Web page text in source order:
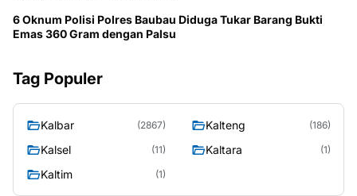
6 Oknum Polisi Polres Baubau Diduga Tukar Barang Bukti
Emas 360 Gram dengan Palsu
Tag Populer
Kalbar (2867) Kalteng (186)
Kalsel (11) Kaltara (1)
Kaltim (1)